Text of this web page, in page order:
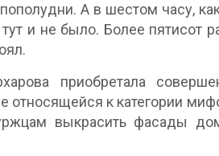
А в шестом часу,
и не было. Более пятисот
приобретала
относящейся к категории
выкрасить фасады